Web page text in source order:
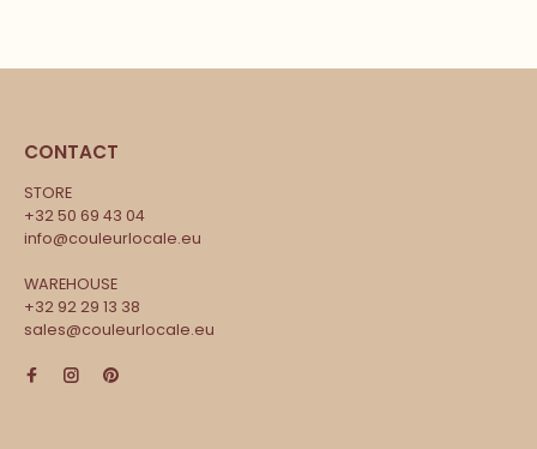
CONTACT
STORE
+32 50 69 43 04
info@couleurlocale.eu
WAREHOUSE
+32 92 29 13 38
sales@couleurlocale.eu